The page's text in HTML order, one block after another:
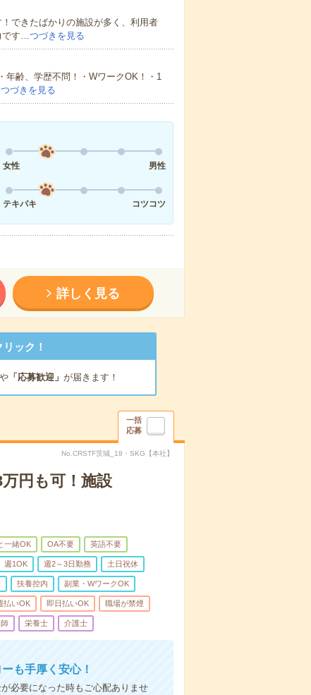
できたばかりの施設が多く、利用者
です…つづきを見る
年齢、学歴不問！・WワークOK！・1
つづきを見る
女性
男性
テキパキ
コツコツ
詳しく見る
ック！
や「応募歓迎」 が届きます！
一括
応募
No.CRSTF茨城_18・SKG【本社】
円も可！施設
一緒OK OA不要 英語不要
週1OK 週2～3日勤務 土日祝休
扶養控内 副業・WワークOK
払いOK 即日払いOK 職場が禁煙
栄養士 介護士
も手厚く安心！
必要になった時もご心配ありませ